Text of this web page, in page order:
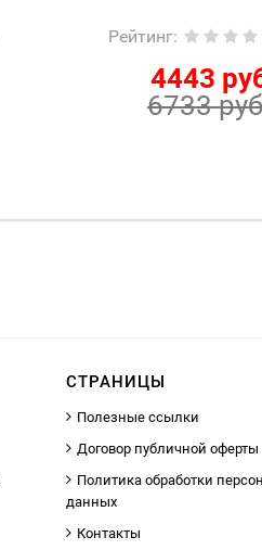
Рейтинг:
4443
6733
СТРАНИЦЫ
Полезные ссылки
Договор публичной оферты
Политика обработки
данных
Контакты